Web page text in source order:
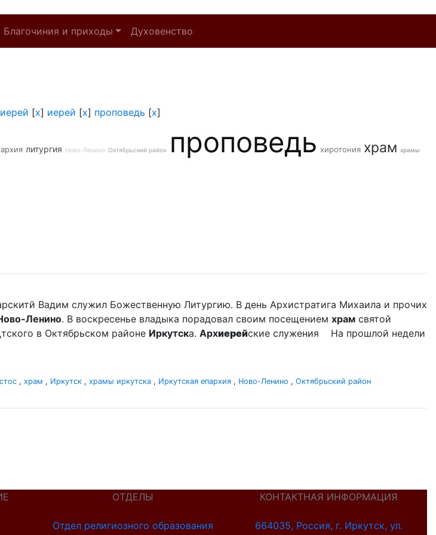
Благочиния и приходы Духовенство
[x] иерей [x] проповедь [x]
литургия Ново-Ленино Октябрьский район проповедь хиротония храм храмы
Вадим служил Божественную Литургию. В день Архистратига Михаила и прочих
Ленино. В воскресенье владыка порадовал своим посещением храм святой
в Октябрьском районе Иркутска. Архиерейские служения На прошлой недели
, храм , Иркутск , храмы иркутска , Иркутская епархия , Ново-Ленино , Октябрьский район
ОТДЕЛЫ
Отдел религиозного образования
КОНТАКТНАЯ ИНФОРМАЦИЯ
664035, Россия, г. Иркутск, ул.